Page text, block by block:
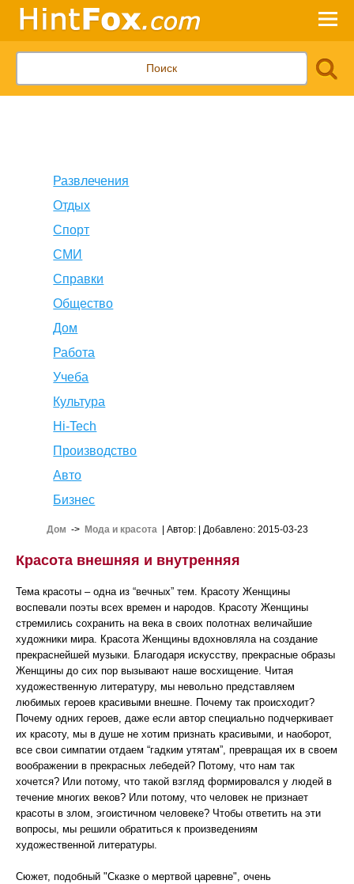
Развлечения
Отдых
Спорт
СМИ
Справки
Общество
Дом
Работа
Учеба
Культура
Hi-Tech
Производство
Авто
Бизнес
Дом -> Мода и красота| Автор: | Добавлено: 2015-03-23
Красота внешняя и внутренняя
Тема красоты – одна из “вечных” тем. Красоту Женщины
воспевали поэты всех времен и народов. Красоту Женщины
стремились сохранить на века в своих полотнах величайшие
художники мира. Красота Женщины вдохновляла на создание
прекраснейшей музыки. Благодаря искусству, прекрасные образы
Женщины до сих пор вызывают наше восхищение. Читая
художественную литературу, мы невольно представляем
любимых героев красивыми внешне. Почему так происходит?
Почему одних героев, даже если автор специально подчеркивает
их красоту, мы в душе не хотим признать красивыми, и наоборот,
все свои симпатии отдаем “гадким утятам”, превращая их в своем
воображении в прекрасных лебедей? Потому, что нам так
хочется? Или потому, что такой взгляд формировался у людей в
течение многих веков? Или потому, что человек не признает
красоты в злом, эгоистичном человеке? Чтобы ответить на эти
вопросы, мы решили обратиться к произведениям
художественной литературы.
Сюжет, подобный "Сказке о мертвой царевне", очень